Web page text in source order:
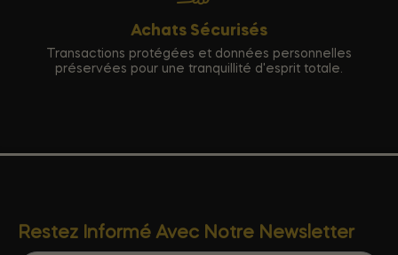
Achats Sécurisés
Transactions protégées et données personnelles
préservées pour une tranquillité d'esprit totale.
Restez Informé Avec Notre Newsletter